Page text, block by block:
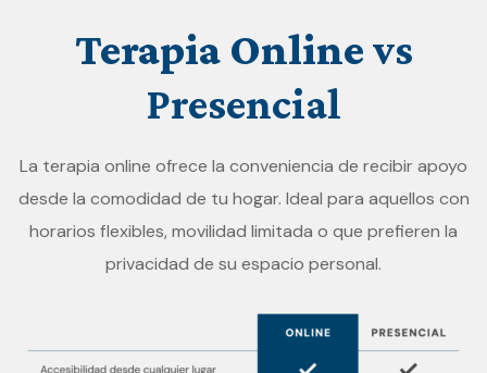
Terapia Online vs
Presencial
La terapia online ofrece la conveniencia de recibir apoyo
desde la comodidad de tu hogar. Ideal para aquellos con
horarios flexibles, movilidad limitada o que prefieren la
privacidad de su espacio personal.